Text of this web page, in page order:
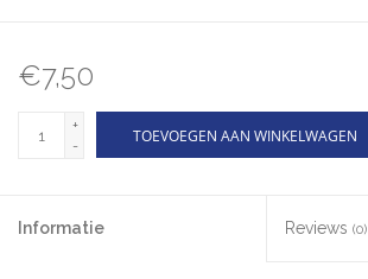
€7,50
+
-
TOEVOEGEN AAN WINKELWAGEN
Informatie Reviews (0)